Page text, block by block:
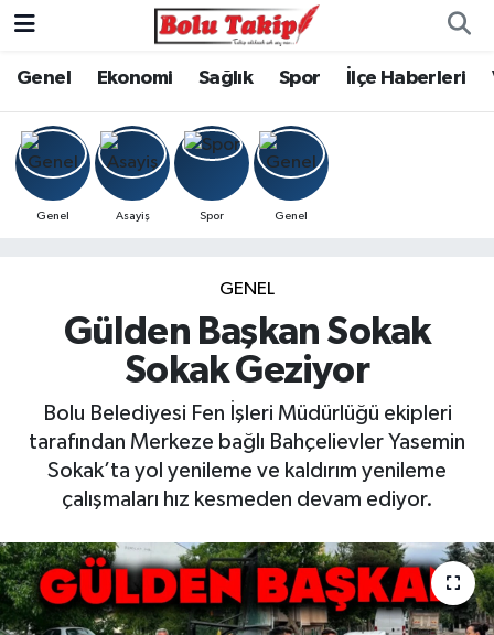
Genel Ekonomi Sağlık Spor İlçe Haberleri
Genel Asayiş Spor Genel
GENEL
Gülden Başkan Sokak
Sokak Geziyor
Bolu Belediyesi Fen İşleri Müdürlüğü ekipleri
tarafından Merkeze bağlı Bahçelievler Yasemin
Sokak’ta yol yenileme ve kaldırım yenileme
çalışmaları hız kesmeden devam ediyor.